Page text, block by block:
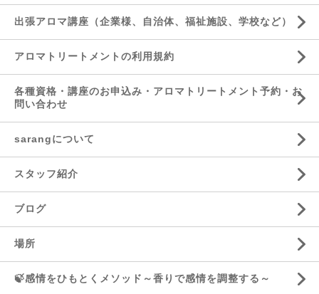
出張アロマ講座（企業様、自治体、福祉施設、学校など）
アロマトリートメントの利用規約
各種資格・講座のお申込み・アロマトリートメント予約・お
問い合わせ
sarangについて
スタッフ紹介
ブログ
場所
🍃感情をひもとくメソッド～香りで感情を調整する～